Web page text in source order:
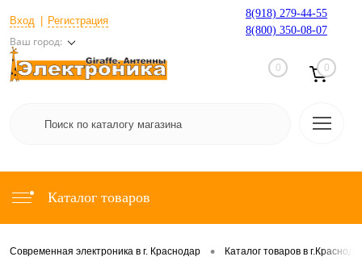
Вход Регистрация
Ваш город:
8(918) 279-44-55
8(800) 350-08-07
0 0
Каталог товаров
Современная электроника в г. Краснодар • Каталог товаров в